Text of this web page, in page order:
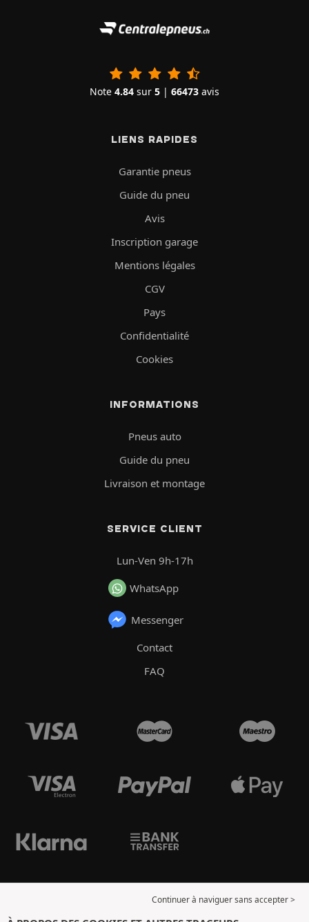
Note 4.84 sur 5 | 66473 avis
LIENS RAPIDES
Garantie pneus
Guide du pneu
Avis
Inscription garage
Mentions légales
CGV
Pays
Confidentialité
Cookies
INFORMATIONS
Pneus auto
Guide du pneu
Livraison et montage
SERVICE CLIENT
Lun-Ven 9h-17h
WhatsApp
Messenger
Contact
FAQ
Continuer à naviguer sans accepter >